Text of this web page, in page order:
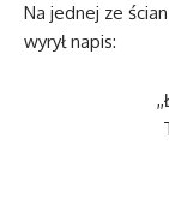
Na jednej ze
wyrył napis: